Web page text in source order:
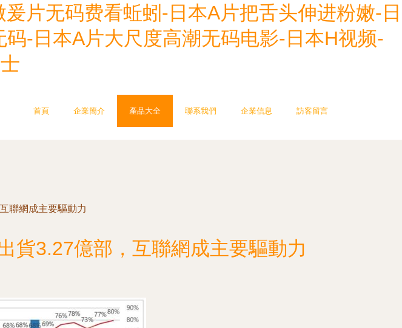
片无码费看蚯蚓-日本A片把舌头伸进粉嫩-日
-日本A片大尺度高潮无码电影-日本H视频-
首頁 企業簡介 產品大全 聯系我們 企業信息 訪客留言
聯網成主要驅動力
貨3.27億部，互聯網成主要驅動力